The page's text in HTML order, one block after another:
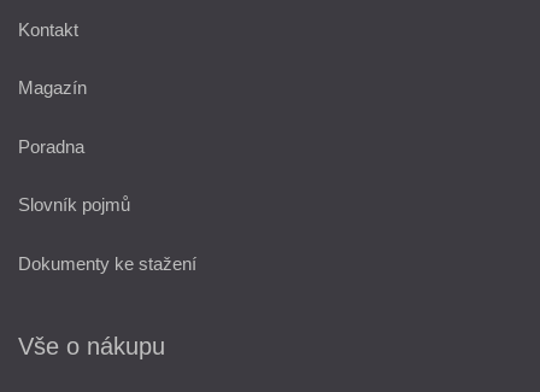
Kontakt
Magazín
Poradna
Slovník pojmů
Dokumenty ke stažení
Vše o nákupu